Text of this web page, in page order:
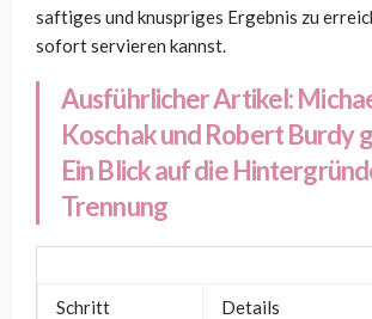
saftiges und knuspriges Ergebnis zu
sofort servieren kannst.
Ausführlicher Artikel:
Koschak und Robert Burdy
Ein Blick auf die
Trennung
Schritt Details